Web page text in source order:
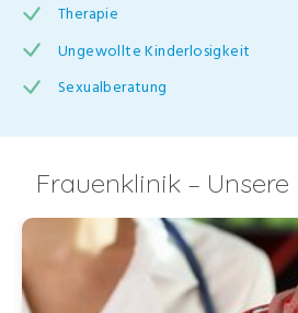
Therapie
Ungewollte Kinderlosigkeit
Sexualberatung
Frauenklinik –